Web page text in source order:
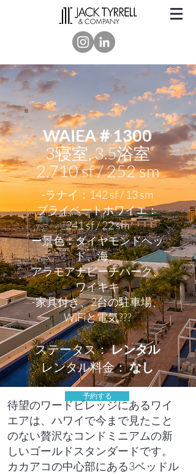
WAIEA＃1300
3寝室, 3.5浴室
2,710 sf / 252 sm
-ラナイ：142 sf / 13 sm
プライベートホワイエ：
241 sf / 22 sm
ー景色：ダイヤモンドヘッ
ド、海、
アラモアナビーチパーク、
ワイキキ
-家具付き、2台の駐車場、
WiFiと電気???
ステータス：レンタル
レンタル料金：なし
予約する
待望のワードビレッジにあるワイ
エアは、ハワイで今まで見たこと
のない贅沢なコンドミニアムの新
しいゴールドスタンダードです。
カカアコの中心部にある3ベッドル